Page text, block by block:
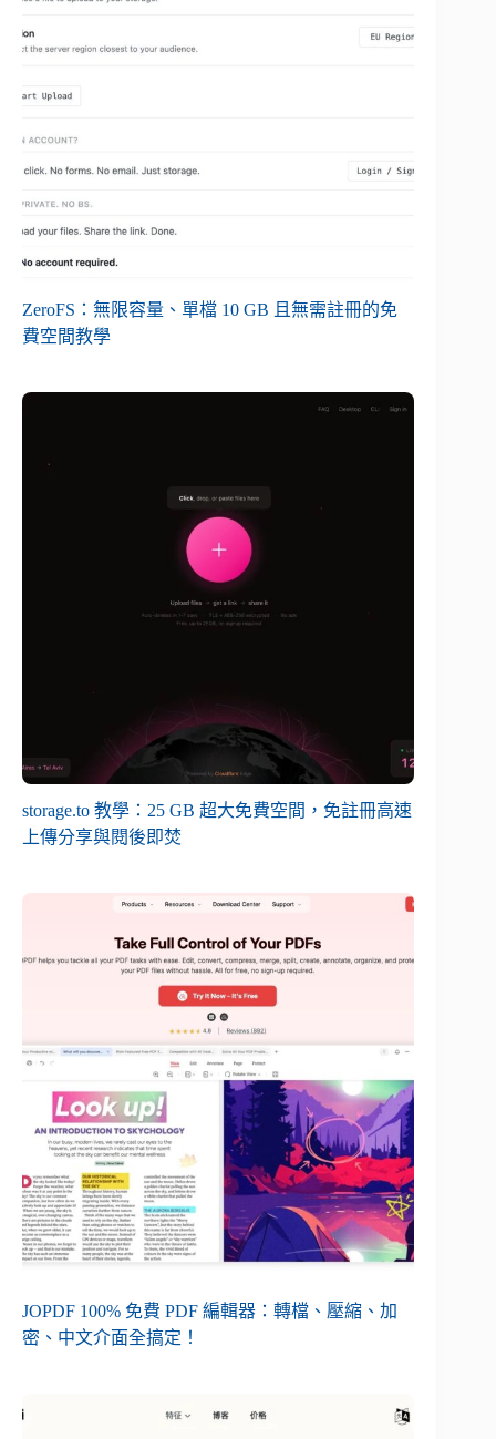
ZeroFS：無限容量、單檔 10 GB 且無需註冊的免
費空間教學
storage.to 教學：25 GB 超大免費空間，免註冊高速
上傳分享與閱後即焚
JOPDF 100% 免費 PDF 編輯器：轉檔、壓縮、加
密、中文介面全搞定！